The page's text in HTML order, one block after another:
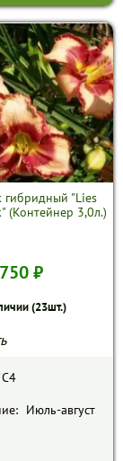
гибридный "Lies
(Контейнер 3,0л.)
750 ₽
(23шт.)
С4
Июль-август